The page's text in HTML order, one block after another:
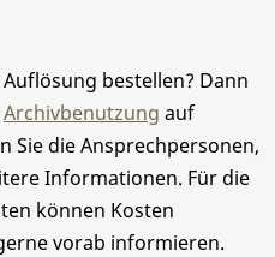
bestellen? Dann
Archivbenutzung auf
Sie die Ansprechpersonen,
Informationen. Für die
können Kosten
vorab informieren.